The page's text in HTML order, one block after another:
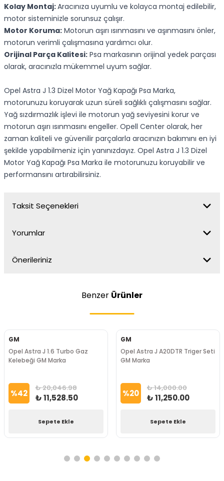
Kolay Montaj:Aracınıza uyumlu ve kolayca montaj edilebilir,
motor sisteminizle sorunsuz çalışır.
Motor Koruma: Motorun aşırı ısınmasını ve aşınmasını önler,
motorun verimli çalışmasına yardımcı olur.
Orijinal Parça Kalitesi: Psa markasının orijinal yedek parçası
olarak, aracınızla mükemmel uyum sağlar.
Opel Astra J 1.3 Dizel Motor Yağ Kapağı Psa Marka,
motorunuzu koruyarak uzun süreli sağlıklı çalışmasını sağlar.
Yağ sızdırmazlık işlevi ile motorun yağ seviyesini korur ve
motorun aşırı ısınmasını engeller. Opell Center olarak, her
zaman kaliteli ve güvenilir parçalarla aracınızın bakımını en iyi
şekilde yapabilmeniz için yanınızdayız. Opel Astra J 1.3 Dizel
Motor Yağ Kapağı Psa Marka ile motorunuzu koruyabilir ve
performansını artırabilirsiniz.
Taksit Seçenekleri
Yorumlar
Önerileriniz
Benzer Ürünler
GM
Opel Astra J 1.6 Turbo Gaz
Kelebeği GM Marka
%42 ₺ 20,046.98
₺ 11,528.50
Sepete Ekle
GM
Opel Astra J A20DTR Triger Seti
GM Marka
%20 ₺ 14,000.00
₺ 11,250.00
Sepete Ekle